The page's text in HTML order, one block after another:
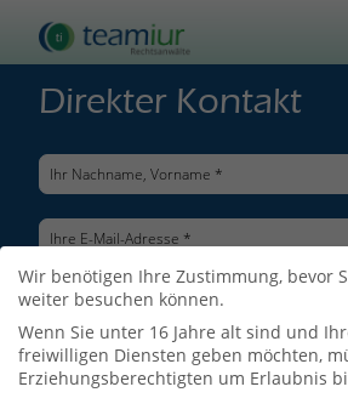
Direkter Kontakt
Wir benötigen Ihre Zustimmung, bevor
weiter besuchen können.
Wenn Sie unter 16 Jahre alt sind und
freiwilligen Diensten geben möchten,
Erziehungsberechtigten um Erlaubnis